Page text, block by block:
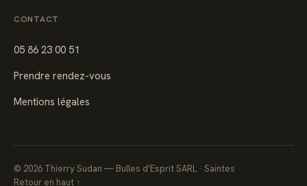
CONTACT
05 86 23 00 51
Prendre rendez-vous
Mentions légales
© 2026 Thierry Sudan — Bulles d'Esprit SARL · Saintes
Retour en haut ↑